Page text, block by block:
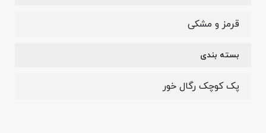
قرمز و مشکی
بسته بندی
پک کوچک رگال خور